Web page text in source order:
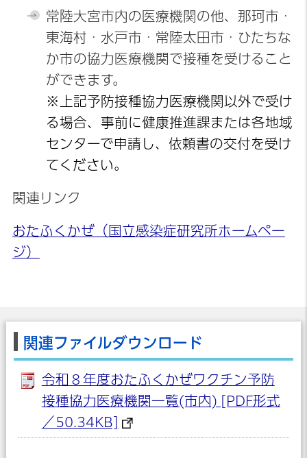
常陸大宮市内の医療機関の他、那珂市・
東海村・水戸市・常陸太田市・ひたちな
か市の協力医療機関で接種を受けること
ができます。
※上記予防接種協力医療機関以外で受け
る場合、 事前に健康推進課または各地域
センターで申請し、依頼書の交付を受け
てください。
関連リンク
おたふくかぜ（国立感染症研究所ホームペー
ジ）
関連ファイルダウンロード
令和８年度おたふくかぜワクチン予防
接種協力医療機関一覧(市内) [PDF形式
／50.34KB]